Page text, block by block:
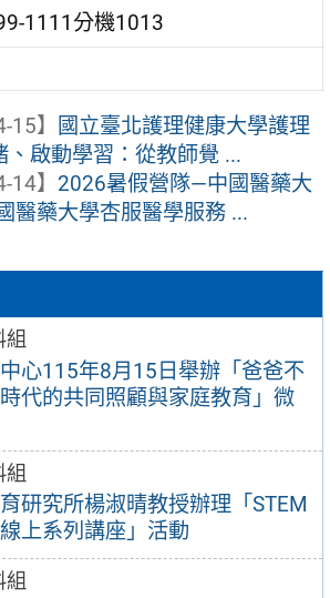
組
心115年8月15日舉辦「爸爸不
代的共同照顧與家庭教育」微
組
研究所楊淑晴教授辦理「STEM
上系列講座」活動
組
1111分機1013
15】
國立臺北護理健康大學護理
、啟動學習：從教師覺 ...
14】 2026暑假營隊—中國醫藥大
醫藥大學杏服醫學服務 ...